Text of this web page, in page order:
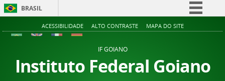
BRASIL
Simplifique!
Acesso à informação
ACESSIBILIDADE ALTO CONTRASTE MAPA DO SITE
IF GOIANO
Instituto Federal Goiano